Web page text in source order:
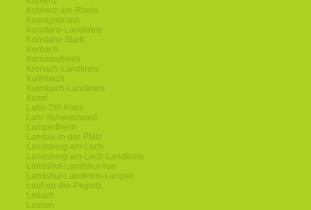
Koblenz-am-Rhein
Koenigsbrunn
Konstanz-Landkreis
Konstanz-Stadt
Korbach
Kornwestheim
Kronach-Landkreis
Kulmbach
Kulmbach-Landkreis
Kusel
Lahn-Dill-Kreis
Lahr-Schwarzwald
Lampertheim
Landau-in-der-Pfalz
Landsberg-am-Lech
Landsberg-am-Lech-Landkreis
Landshut-Landshut-Isar
Landshut-Landkreis-Langen
Lauf-an-der-Pegnitz
Lebach
Leimen